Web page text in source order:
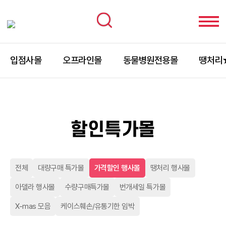
입점사몰 오프라인몰 동물병원전용몰 땡처
할인특가몰
전체 대량구매 특가몰 가격할인 행사몰 땡처리 행사몰
아델라 행사몰 수량구매특가몰 번개세일 특가몰
X-mas 모음 케이스훼손/유통기한 임박